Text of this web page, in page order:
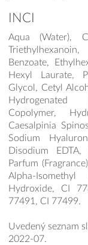
INCI
Aqua (Water),
Benzoate,
Hexyl Laurate,
Glycol, Cetyl
Hydrogenated
Copolymer,
Caesalpinia
Sodium
Disodium EDTA,
Parfum
Alpha-
Hydroxide, CI
77491, CI 77499.
Uvedený seznam
2022-07.